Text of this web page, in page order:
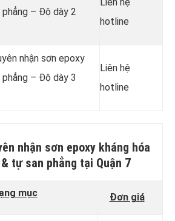
– Độ dày 2
hotline
nhận sơn epoxy
– Độ dày 3
Liên hệ
hotline
nhận sơn epoxy kháng hóa
tự san phẳng tại Quận 7
mục Đơn giá